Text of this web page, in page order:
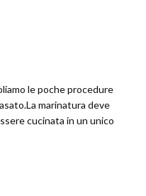
le poche procedure
marinatura deve
cucinata in un unico